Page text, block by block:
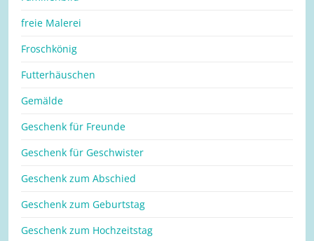
freie Malerei
Froschkönig
Futterhäuschen
Gemälde
Geschenk für Freunde
Geschenk für Geschwister
Geschenk zum Abschied
Geschenk zum Geburtstag
Geschenk zum Hochzeitstag